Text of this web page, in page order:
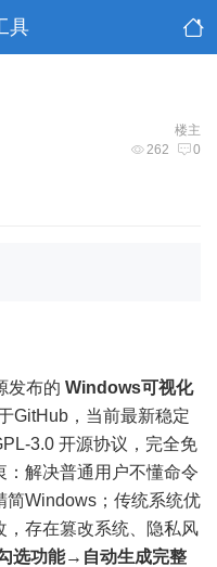
具
楼主
262 0
发布的 Windows可视化
GitHub，当前最新稳定
3.0 开源协议，完全免
：解决普通用户不懂命令
简Windows；传统系统优
，存在篡改系统、隐私风
选功能→自动生成完整